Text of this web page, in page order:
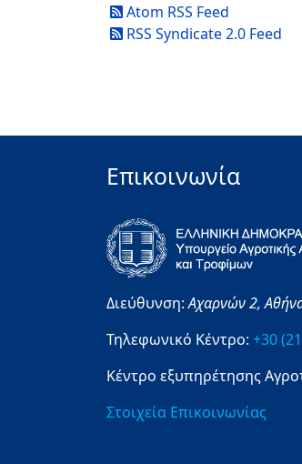
Atom RSS Feed
RSS Syndicate 2.0 Feed
Επικοινωνία
Διεύθυνση:Αχαρνών 2,
Τηλεφωνικό Κέντρο: +30
Κέντρο εξυπηρέτησης
Στοιχεία Επικοινωνίας